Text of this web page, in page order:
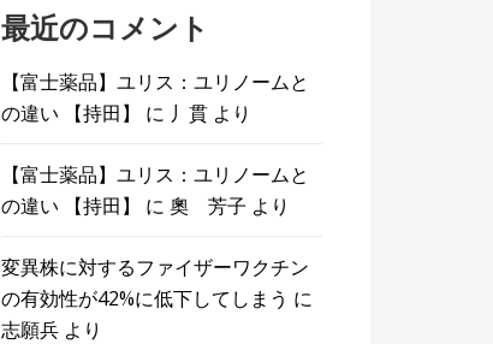
最近のコメント
【富士薬品】ユリス：ユリノームと
の違い 【持田】
に 丿貫 より
【富士薬品】ユリス：ユリノームと
の違い 【持田】
に奧 芳子 より
変異株に対するファイザーワクチン
の有効性が42%に低下してしまう に
志願兵 より